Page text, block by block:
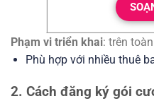
Phạm vi triển khai: trên
Phù hợp với nhiều thuê
2. Cách đăng ký gói